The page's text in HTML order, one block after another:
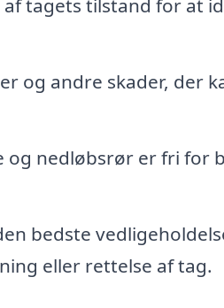
tagets tilstand for at
og andre skader, der
og nedløbsrør er fri for
bedste
eller rettelse af tag.